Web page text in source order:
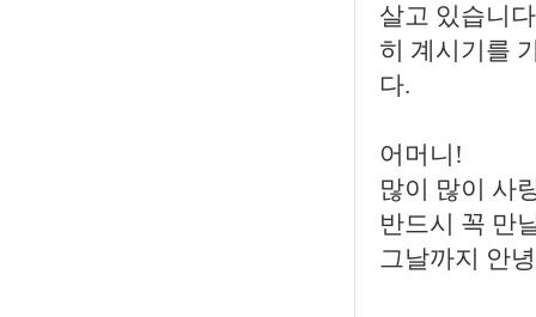
살고 있습니
히 계시기를
다.
어머니!
많이 많이 사
반드시 꼭 만
그날까지 안